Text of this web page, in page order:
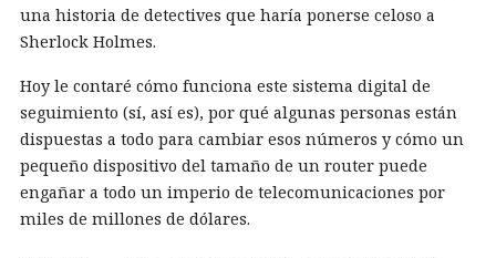
una historia de detectives que haría ponerse celoso a
Sherlock Holmes.
Hoy le contaré cómo funciona este sistema digital de
seguimiento (sí, así es), por qué algunas personas están
dispuestas a todo para cambiar esos números y cómo un
pequeño dispositivo del tamaño de un router puede
engañar a todo un imperio de telecomunicaciones por
miles de millones de dólares.